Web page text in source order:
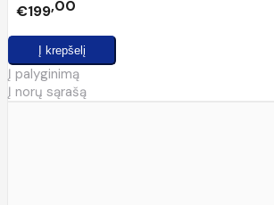
€199 00
Į palyginimą
Į norų sąrašą